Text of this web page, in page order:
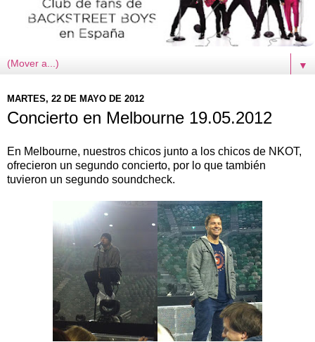
▼
MARTES, 22 DE MAYO DE 2012
Concierto en Melbourne 19.05.2012
En Melbourne, nuestros chicos junto a los chicos de NKOT,
ofrecieron un segundo concierto, por lo que también
tuvieron un segundo soundcheck.